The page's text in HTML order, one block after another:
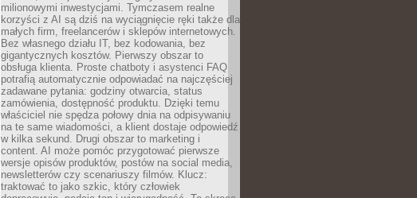
milionowymi inwestycjami. Tymczasem realne
korzyści z AI są dziś na wyciągnięcie ręki także dla
małych firm, freelancerów i sklepów internetowych.
Bez własnego działu IT, bez kodowania, bez
gigantycznych kosztów. Pierwszy obszar to
obsługa klienta. Proste chatboty i asystenci FAQ
potrafią automatycznie odpowiadać na najczęściej
zadawane pytania: godziny otwarcia, status
zamówienia, dostępność produktu. Dzięki temu
właściciel nie spędza połowy dnia na odpisywaniu
na te same wiadomości, a klient dostaje odpowiedź
w kilka sekund. Drugi obszar to marketing i
content. AI może pomóc przygotować pierwsze
wersje opisów produktów, postów na social media,
newsletterów czy scenariuszy filmów. Klucz:
traktować to jako szkic, który człowiek